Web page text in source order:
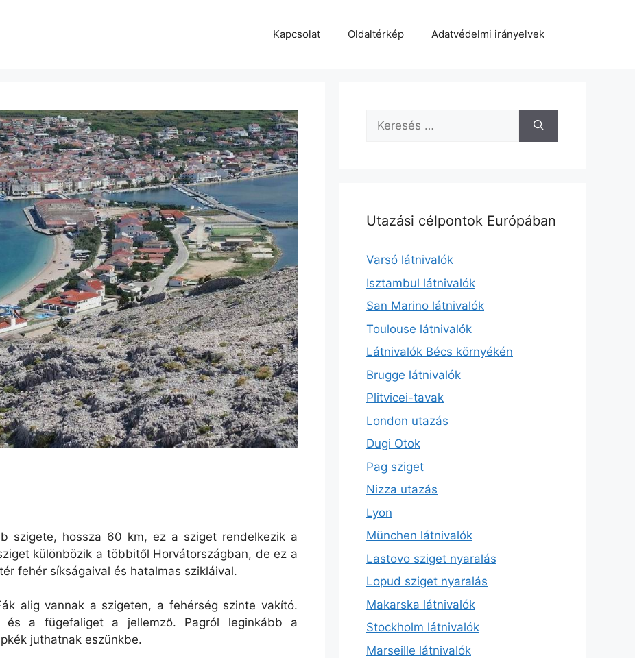
Kapcsolat Oldaltérkép Adatvédelmi irányelvek
szigete, hossza 60 km, ez a sziget rendelkezik a
különbözik a többitől Horvátországban, de ez a
fehér síkságaival és hatalmas szikláival.
alig vannak a szigeten, a fehérség szinte vakító.
és a fügefaliget a jellemző. Pagról leginkább a
juthatnak eszünkbe.
Keresés:
Utazási célpontok Európában
Varsó látnivalók
Isztambul látnivalók
San Marino látnivalók
Toulouse látnivalók
Látnivalók Bécs környékén
Brugge látnivalók
Plitvicei-tavak
London utazás
Dugi Otok
Pag sziget
Nizza utazás
Lyon
München látnivalók
Lastovo sziget nyaralás
Lopud sziget nyaralás
Makarska látnivalók
Stockholm látnivalók
Marseille látnivalók